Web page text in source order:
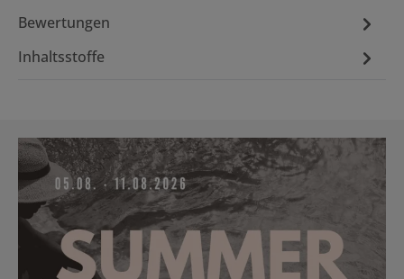
Bewertungen
Inhaltsstoffe